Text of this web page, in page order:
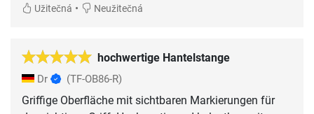
Užitečná • Neužitečná
hochwertige Hantelstange
Dr (TF-OB86-R)
Griffige Oberfläche mit sichtbaren Markierungen für